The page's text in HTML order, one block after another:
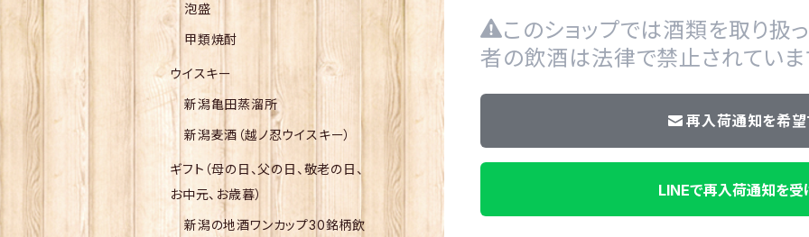
このショップでは酒類を取り扱
者の飲酒は法律で禁止されていま
再入荷通知を希望
LINEで再入荷通知を受
泡盛
甲類焼酎
ウイスキー
新潟亀田蒸溜所
新潟麦酒（越ノ忍ウイスキー）
ギフト（母の日、父の日、敬老の日、
お中元、お歳暮）
新潟の地酒ワンカップ30銘柄飲